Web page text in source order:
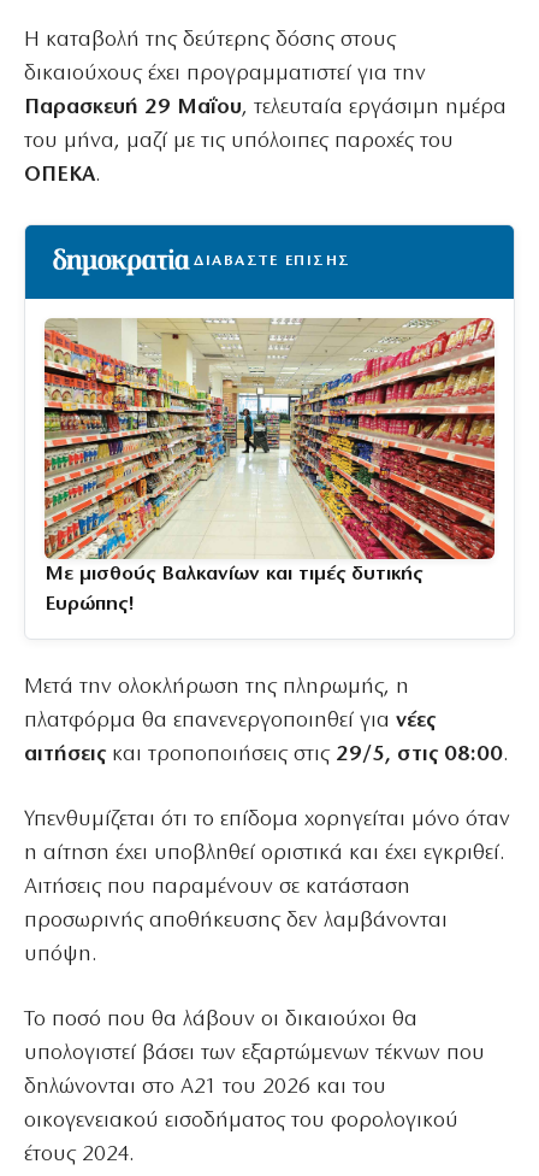
Η καταβολή της δεύτερης δόσης στους
δικαιούχους έχει προγραμματιστεί για την
Παρασκευή 29 Μαΐου, τελευταία εργάσιμη ημέρα
του μήνα, μαζί με τις υπόλοιπες παροχές του
ΟΠΕΚΑ.
ΔΙΑΒΑΣΤΕ ΕΠΙΣΗΣ
Με μισθούς Βαλκανίων και τιμές δυτικής
Ευρώπης!
Μετά την ολοκλήρωση της πληρωμής, η
πλατφόρμα θα επανενεργοποιηθεί για νέες
αιτήσεις και τροποποιήσεις στις29/5, στις 08:00.
Υπενθυμίζεται ότι το επίδομα χορηγείται μόνο όταν
η αίτηση έχει υποβληθεί οριστικά και έχει εγκριθεί.
Αιτήσεις που παραμένουν σε κατάσταση
προσωρινής αποθήκευσης δεν λαμβάνονται
υπόψη.
Το ποσό που θα λάβουν οι δικαιούχοι θα
υπολογιστεί βάσει των εξαρτώμενων τέκνων που
δηλώνονται στο Α21 του 2026 και του
οικογενειακού εισοδήματος του φορολογικού
έτους 2024.